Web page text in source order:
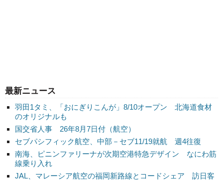
最新ニュース
羽田1タミ、「おにぎりこんが」8/10オープン 北海道食材
のオリジナルも
国交省人事 26年8月7日付（航空）
セブパシフィック航空、中部－セブ11/19就航 週4往復
南海、ピニンファリーナが次期空港特急デザイン なにわ筋
線乗り入れ
JAL、マレーシア航空の福岡新路線とコードシェア 訪日客